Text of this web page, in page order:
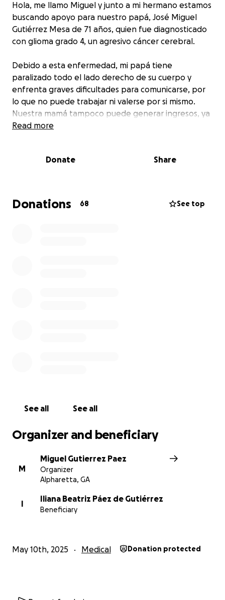
Hola, me llamo Miguel y junto a mi hermano estamos
buscando apoyo para nuestro papá, José Miguel
Gutiérrez Mesa de 71 años, quien fue diagnosticado
con glioma grado 4, un agresivo cáncer cerebral.
Debido a esta enfermedad, mi papá tiene
paralizado todo el lado derecho de su cuerpo y
enfrenta graves dificultades para comunicarse, por
lo que no puede trabajar ni valerse por si mismo.
Nuestra mamá tampoco puede generar ingresos, ya
que está dedicada 24/7 a cuidarlo.
necesitamos ayuda para cubrir la renta del
veces que intentamos trasladarlo a una instalación
distinta, le generó mucho estrés, confusión y
Read more
Donate Share
Donations 68 See top
See all See all
Organizer and beneficiary
M
Miguel Gutierrez Paez
Organizer
Alpharetta, GA
I
Iliana Beatriz Páez de Gutiérrez
Beneficiary
May 10th, 2025 Medical Donation protected